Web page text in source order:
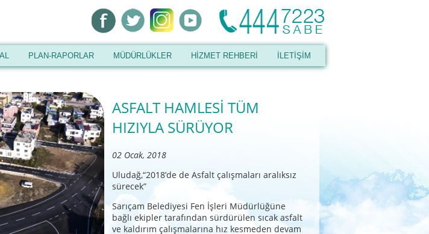
PLAN-RAPORLAR MÜDÜRLÜKLER HİZMET REHBERİ İLETİŞİM
ASFALT HAMLESİ TÜM
HIZIYLA SÜRÜYOR
02 Ocak, 2018
Uludağ,“2018’de de Asfalt çalışmaları aralıksız
sürecek”
Sarıçam Belediyesi Fen İşleri Müdürlüğüne
bağlı ekipler tarafından sürdürülen sıcak asfalt
ve kaldırım çalışmalarına hız kesmeden devam